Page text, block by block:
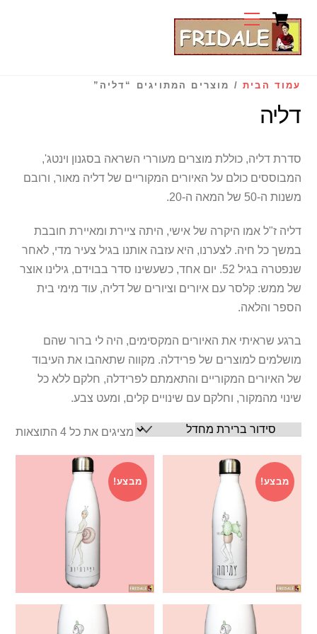
content
MenuCart
עמוד הבית / מוצרים המתויגים “דליה”
דליה
סדרת דליה, כוללת מוצרים מעוררי השראה בסגנון וינטג',
המבוססים כולם על האיורים המקוריים של דליה מאור, ורובם
משנות ה-50 של המאה ה-20.
דליה ז"ל אמו היקרה של אישי, היתה ציירת ומאיירת חובבת
במשך כל חיה. לצערנו, היא עזבה אותנו בגיל צעיר מדי, לאחר
שנפטרה בגיל 52. יום אחד, כשעשינו סדר בבוידם, גילינו אוצר
של ממש: קלסר עם איורים וציורים של דליה, עוד מימי בית
הספר והלאה.
ברגע שראיתי את האיורים המקסימים, היה לי ברור שהם
מושלמים למוצרים של פרידלה. מקווה שתאהבו את העיבוד
של האיורים המקוריים והתאמתם לפרידלה, חלקם ללא כל
שינוי מהמקור, וחלקם עם שינויים קלים, ומעט צבע.
מציגים את כל ⁦4⁩ התוצאות
מבצע! מבצע!